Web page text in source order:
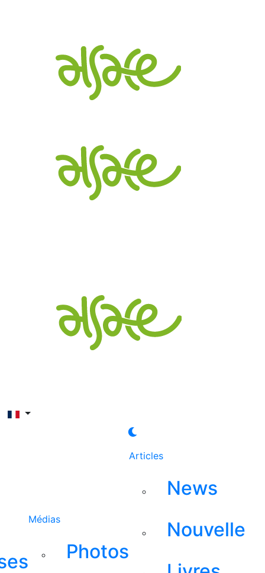
Médias
Photos
Articles
News
Nouvelle